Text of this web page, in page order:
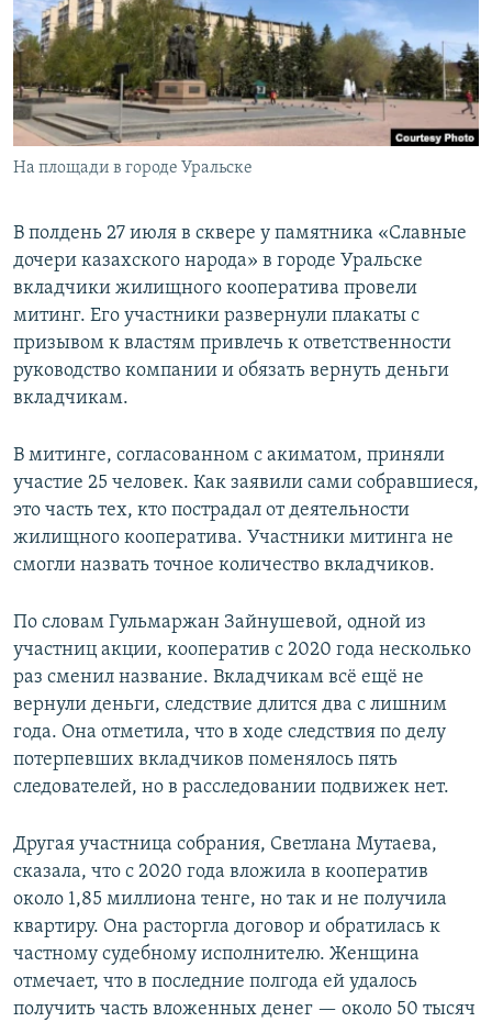
На площади в городе Уральске
В полдень 27 июля в сквере у памятника «Славные
дочери казахского народа» в городе Уральске
вкладчики жилищного кооператива провели
митинг. Его участники развернули плакаты с
призывом к властям привлечь к ответственности
руководство компании и обязать вернуть деньги
вкладчикам.
В митинге, согласованном с акиматом, приняли
участие 25 человек. Как заявили сами собравшиеся,
это часть тех, кто пострадал от деятельности
жилищного кооператива. Участники митинга не
смогли назвать точное количество вкладчиков.
По словам Гульмаржан Зайнушевой, одной из
участниц акции, кооператив с 2020 года несколько
раз сменил название. Вкладчикам всё ещё не
вернули деньги, следствие длится два с лишним
года. Она отметила, что в ходе следствия по делу
потерпевших вкладчиков поменялось пять
следователей, но в расследовании подвижек нет.
Другая участница собрания, Светлана Мутаева,
сказала, что с 2020 года вложила в кооператив
около 1,85 миллиона тенге, но так и не получила
квартиру. Она расторгла договор и обратилась к
частному судебному исполнителю. Женщина
отмечает, что в последние полгода ей удалось
получить часть вложенных денег — около 50 тысяч